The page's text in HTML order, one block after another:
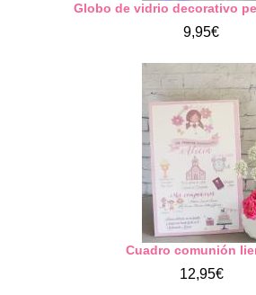
Globo de vidrio decorativo
9,95€
Cuadro comunión
12,95€